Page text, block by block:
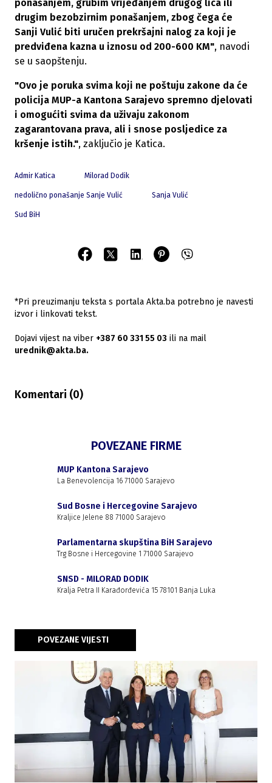
ponašanjem, grubim vrijeđanjem drugog lica ili
drugim bezobzirnim ponašanjem, zbog čega će
Sanji Vulić biti uručen prekršajni nalog za koji je
predviđena kazna u iznosu od 200-600 KM", navodi
se u saopštenju.
"Ovo je poruka svima koji ne poštuju zakone da će
policija MUP-a Kantona Sarajevo spremno djelovati
i omogućiti svima da uživaju zakonom
zagarantovana prava, ali i snose posljedice za
kršenje istih.", zaključio je Katica.
Admir Katica Milorad Dodik
nedolično ponašanje Sanje Vulić Sanja Vulić
Sud BiH
*Pri preuzimanju teksta s portala Akta.ba potrebno je navesti
izvor i linkovati tekst.
Dojavi vijest na viber +387 60 331 55 03 ili na mail
urednik@akta.ba.
Komentari (0)
POVEZANE FIRME
MUP Kantona Sarajevo
La Benevolencija 16 71000 Sarajevo
Sud Bosne i Hercegovine Sarajevo
Kraljice Jelene 88 71000 Sarajevo
Parlamentarna skupština BiH Sarajevo
Trg Bosne i Hercegovine 1 71000 Sarajevo
SNSD - MILORAD DODIK
Kralja Petra II Karađorđevića 15 78101 Banja Luka
POVEZANE VIJESTI